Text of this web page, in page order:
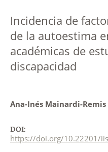
Incidencia de
de la autoestima
académicas de
discapacidad
Ana-Inés Mainardi-Remis
DOI:
https://doi.org/10.22201/